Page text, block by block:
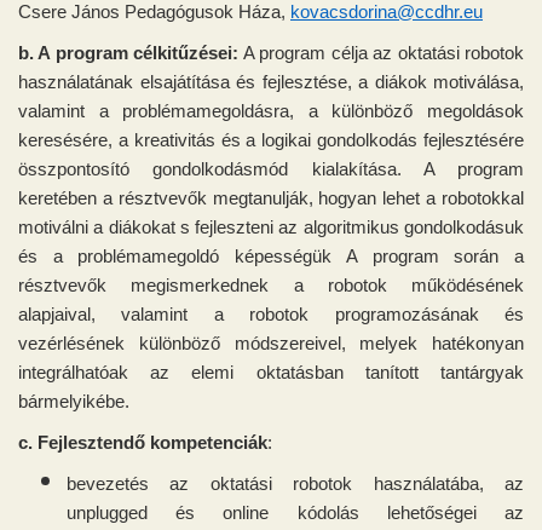
Csere János Pedagógusok Háza, kovacsdorina@ccdhr.eu
b. A program célkitűzései: A program célja az oktatási robotok
használatának elsajátítása és fejlesztése, a diákok motiválása,
valamint a problémamegoldásra, a különböző megoldások
keresésére, a kreativitás és a logikai gondolkodás fejlesztésére
összpontosító gondolkodásmód kialakítása. A program
keretében a résztvevők megtanulják, hogyan lehet a robotokkal
motiválni a diákokat s fejleszteni az algoritmikus gondolkodásuk
és a problémamegoldó képességük A program során a
résztvevők megismerkednek a robotok működésének
alapjaival, valamint a robotok programozásának és
vezérlésének különböző módszereivel, melyek hatékonyan
integrálhatóak az elemi oktatásban tanított tantárgyak
bármelyikébe.
c. Fejlesztendő kompetenciák:
bevezetés az oktatási robotok használatába, az
unplugged és online kódolás lehetőségei az